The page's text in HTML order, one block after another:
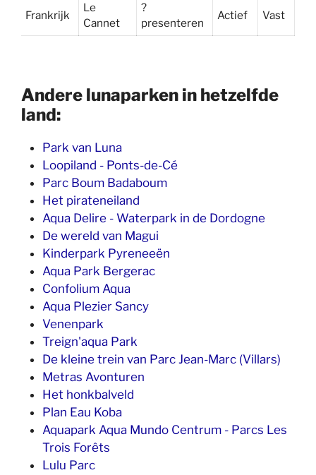
Frankrijk
Le
Cannet
?
presenteren
Actief Vast
Andere lunaparken in hetzelfde
land:
Park van Luna
Loopiland - Ponts-de-Cé
Parc Boum Badaboum
Het pirateneiland
Aqua Delire - Waterpark in de Dordogne
De wereld van Magui
Kinderpark Pyreneeën
Aqua Park Bergerac
Confolium Aqua
Aqua Plezier Sancy
Venenpark
Treign'aqua Park
De kleine trein van Parc Jean-Marc (Villars)
Metras Avonturen
Het honkbalveld
Plan Eau Koba
Aquapark Aqua Mundo Centrum - Parcs Les
Trois Forêts
Lulu Parc